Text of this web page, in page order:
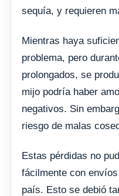
sequía, y requieren
Mientras haya
problema, pero
prolongados, se
mijo podría haber
negativos. Sin
riesgo de malas
Estas pérdidas no
fácilmente con
país. Esto se debió